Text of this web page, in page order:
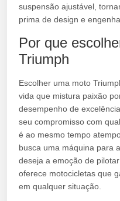
suspensão ajustável,
prima de design e
Por que
Triumph
Escolher uma moto
vida que mistura paixão
desempenho de
seu compromisso com
é ao mesmo tempo
busca uma máquina para
deseja a emoção de
oferece motocicletas que
em qualquer situação.